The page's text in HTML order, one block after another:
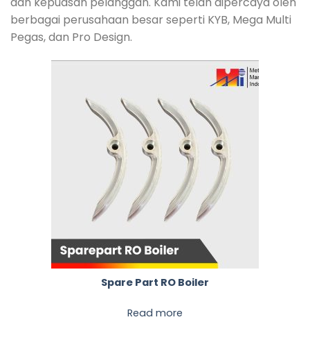
berbagai perusahaan besar seperti KYB, Mega Multi
Pegas, dan Pro Design.
Spare Part RO Boiler
Read more